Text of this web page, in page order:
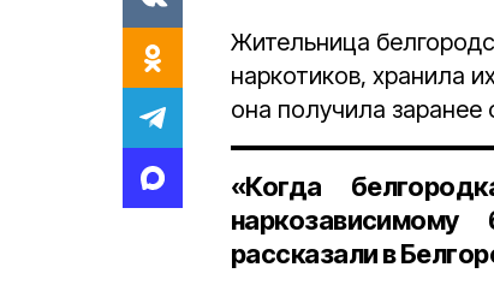
Жительница
наркотиков, хранила
она получила
«Когда
рассказали в